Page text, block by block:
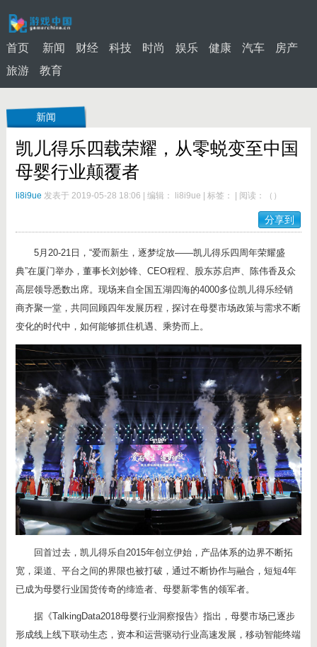
首页 新闻 财经 科技 时尚 娱乐 健康 汽车
房产
旅游
教育
新闻
凯儿得乐四载荣耀，从零蜕变至中国
母婴行业颠覆者
li8i9ue 发表于 2019-05-28 18:06 编辑： li8i9ue 标签： 阅读： （ ）
分享到
5月20-21日，“爱而新生，逐梦绽放——凯儿得乐四周年荣耀盛
典”在厦门举办，董事长刘妙锋、CEO程程、股东苏启声、陈伟香及众
高层领导悉数出席。现场来自全国五湖四海的4000多位凯儿得乐经销
商齐聚一堂，共同回顾四年发展历程，探讨在母婴市场政策与需求不断
变化的时代中，如何能够抓住机遇、乘势而上。
回首过去，凯儿得乐自2015年创立伊始，产品体系的边界不断拓
宽，渠道、平台之间的界限也被打破，通过不断协作与融合，短短4年
已成为母婴行业国货传奇的缔造者、母婴新零售的领军者。
据《TalkingData2018母婴行业洞察报告》指出，母婴市场已逐步
形成线上线下联动生态，资本和运营驱动行业高速发展，移动智能终端